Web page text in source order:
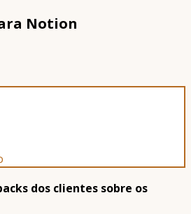
Notion
dos clientes sobre os